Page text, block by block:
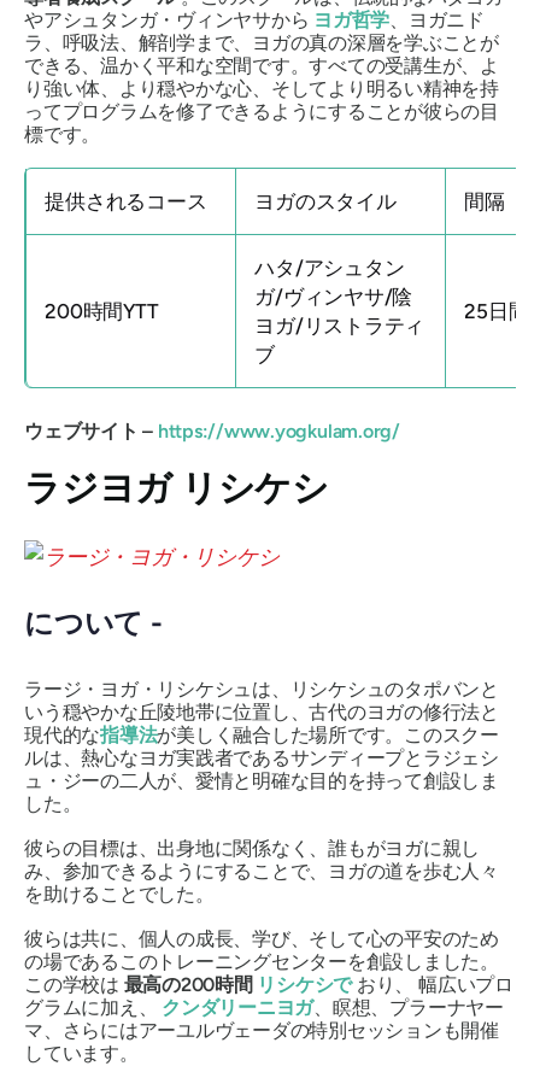
やアシュタンガ・ヴィンヤサから ヨガ哲学、ヨガニド
ラ、呼吸法、解剖学まで、ヨガの真の深層を学ぶことが
できる、温かく平和な空間です。すべての受講生が、よ
り強い体、より穏やかな心、そしてより明るい精神を持
ってプログラムを修了できるようにすることが彼らの目
標です。
提供されるコース ヨガのスタイル 間隔
200時間YTT
ハタ/アシュタン
ガ/ヴィンヤサ/陰
ヨガ/リストラティ
ブ
25日間
ウェブサイト – https://www.yogkulam.org/
ラジヨガ リシケシ
について -
ラージ・ヨガ・リシケシュは、リシケシュのタポバンと
いう穏やかな丘陵地帯に位置し、古代のヨガの修行法と
現代的な指導法が美しく融合した場所です。このスクー
ルは、熱心なヨガ実践者であるサンディープとラジェシ
ュ・ジーの二人が、愛情と明確な目的を持って創設しま
した。
彼らの目標は、出身地に関係なく、誰もがヨガに親し
み、参加できるようにすることで、ヨガの道を歩む人々
を助けることでした。
彼らは共に、個人の成長、学び、そして心の平安のため
の場であるこのトレーニングセンターを創設しました。
この学校は 最高の200時間 リシケシで おり、
幅広いプロ
グラムに加え、 クンダリーニヨガ、瞑想、プラーナヤー
マ、さらにはアーユルヴェーダの特別セッションも開催
しています。